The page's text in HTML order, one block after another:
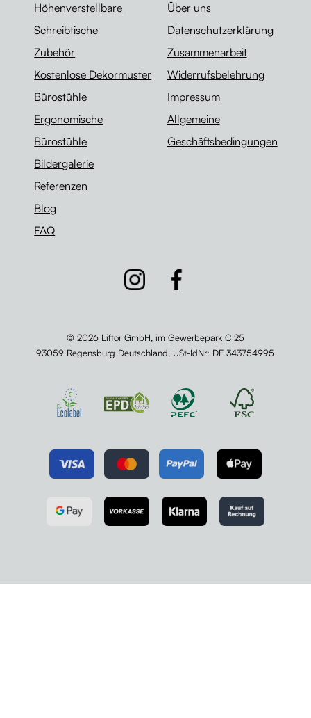
Höhenverstellbare
Schreibtische
Zubehör
Kostenlose Dekormuster
Bürostühle
Ergonomische
Bürostühle
Bildergalerie
Referenzen
Blog
FAQ
Über uns
Datenschutzerklärung
Zusammenarbeit
Widerrufsbelehrung
Impressum
Allgemeine
Geschäftsbedingungen
© 2026 Liftor GmbH, im Gewerbepark C 25
93059 Regensburg Deutschland, USt-IdNr: DE 343754995
*GARRETT et al. Call Center Productivity Over 6 Months Following a